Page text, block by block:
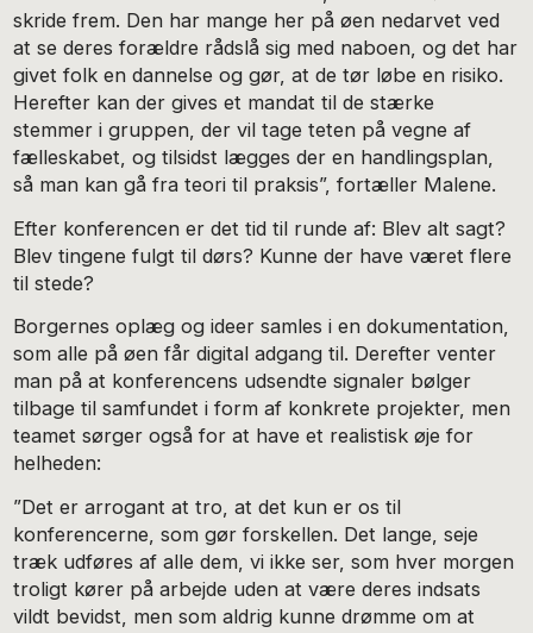
skride frem. Den har mange her på øen nedarvet ved
at se deres forældre rådslå sig med naboen, og det har
givet folk en dannelse og gør, at de tør løbe en risiko.
Herefter kan der gives et mandat til de stærke
stemmer i gruppen, der vil tage teten på vegne af
fælleskabet, og tilsidst lægges der en handlingsplan,
så man kan gå fra teori til praksis”, fortæller Malene.
Efter konferencen er det tid til runde af: Blev alt sagt?
Blev tingene fulgt til dørs? Kunne der have været flere
til stede?
Borgernes oplæg og ideer samles i en dokumentation,
som alle på øen får digital adgang til. Derefter venter
man på at konferencens udsendte signaler bølger
tilbage til samfundet i form af konkrete projekter, men
teamet sørger også for at have et realistisk øje for
helheden:
”Det er arrogant at tro, at det kun er os til
konferencerne, som gør forskellen. Det lange, seje
træk udføres af alle dem, vi ikke ser, som hver morgen
troligt kører på arbejde uden at være deres indsats
vildt bevidst, men som aldrig kunne drømme om at